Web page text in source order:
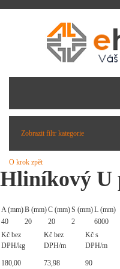
Zobrazit filtr kategorie
O krok zpět
Hliníkový U
A (mm)B (mm)C (mm)S (mm)L (mm)
40
20 20 2
6000
Kč bez
DPH/kg
Kč bez
DPH/m
Kč s
DPH/m
180,00 73,98 90